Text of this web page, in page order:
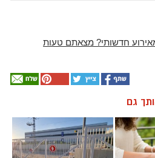
חדשותי? מצאתם טעות
גם